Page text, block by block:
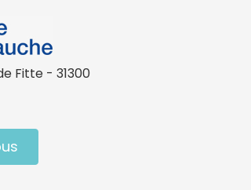
Fitte - 31300